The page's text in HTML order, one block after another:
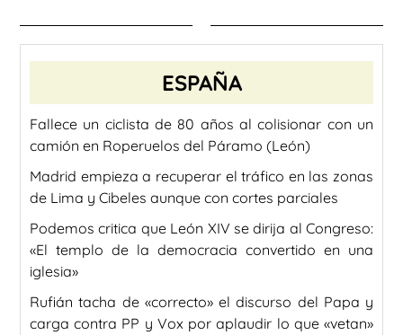
ESPAÑA
Fallece un ciclista de 80 años al colisionar con un
camión en Roperuelos del Páramo (León)
Madrid empieza a recuperar el tráfico en las zonas
de Lima y Cibeles aunque con cortes parciales
Podemos critica que León XIV se dirija al Congreso:
«El templo de la democracia convertido en una
iglesia»
Rufián tacha de «correcto» el discurso del Papa y
carga contra PP y Vox por aplaudir lo que «vetan»